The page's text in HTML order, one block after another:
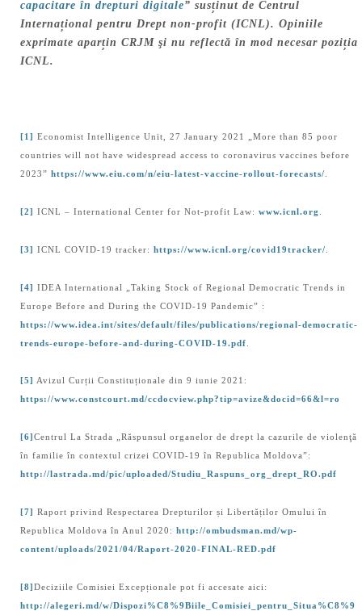
capacitare în drepturi digitale” susținut de Centrul
Internațional pentru Drept non-profit (ICNL). Opiniile
exprimate aparțin CRJM şi nu reflectă în mod necesar poziția
ICNL.
[1] Economist Intelligence Unit, 27 January 2021 „More than 85 poor
countries will not have widespread access to coronavirus vaccines before
2023” https://www.eiu.com/n/eiu-latest-vaccine-rollout-forecasts/
[2] ICNL – International Center for Not-profit Law: www.icnl.org
[3] ICNL COVID-19 tracker: https://www.icnl.org/covid19tracker/
[4] IDEA International „Taking Stock of Regional Democratic Trends in
Europe Before and During the COVID-19 Pandemic” :
https://www.idea.int/sites/default/files/publications/regional-democratic-
trends-europe-before-and-during-COVID-19.pdf
[5] Avizul Curții Constituționale din 9 iunie 2021:
https://www.constcourt.md/ccdocview.php?tip=avize&docid=66&l=ro
[6] Centrul La Strada „Răspunsul organelor de drept la cazurile de violenţă
în familie în contextul crizei COVID-19 în Republica Moldova”:
http://lastrada.md/pic/uploaded/Studiu_Raspuns_org_drept_RO.pdf
[7] Raport privind Respectarea Drepturilor și Libertăților Omului în
Republica Moldova în Anul 2020: http://ombudsman.md/wp-
content/uploads/2021/04/Raport-2020-FINAL-RED.pdf
[8] Deciziile Comisiei Excepționale pot fi accesate aici:
http://alegeri.md/w/Dispozi%C8%9Biile_Comisiei_pentru_Situa%C8%9